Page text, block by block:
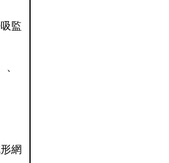
監
網